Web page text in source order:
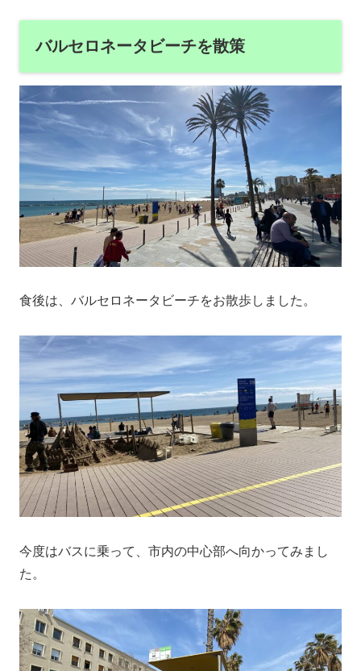
バルセロネータビーチを散策
食後は、バルセロネータビーチをお散歩しました。
今度はバスに乗って、市内の中心部へ向かってみまし
た。